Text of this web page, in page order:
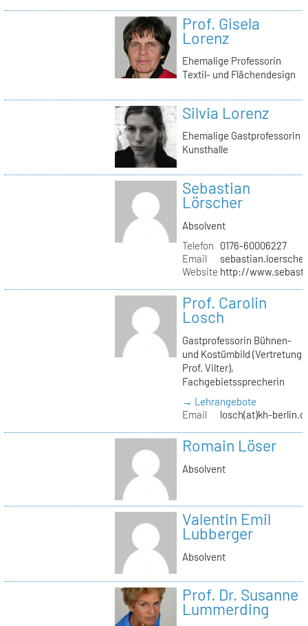
Prof. Gisela
Lorenz
Ehemalige Professorin
Textil- und Flächendesign
Silvia Lorenz
Ehemalige Gastprofessorin
Kunsthalle
Sebastian
Lörscher
Absolvent
Telefon
0176-60006227
Email
Website http://
Prof. Carolin
Losch
Gastprofessorin Bühnen-
und Kostümbild (Vertretung
Prof. Vilter),
Fachgebietssprecherin
→ Lehrangebote
Email
losch(at)kh-
Romain Löser
Absolvent
Valentin Emil
Lubberger
Absolvent
Prof. Dr. Susanne
Lummerding